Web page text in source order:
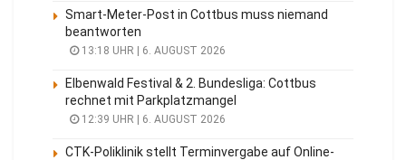
Smart-Meter-Post in Cottbus muss niemand
beantworten
13:18 UHR | 6. AUGUST 2026
Elbenwald Festival & 2. Bundesliga: Cottbus
rechnet mit Parkplatzmangel
12:39 UHR | 6. AUGUST 2026
CTK-Poliklinik stellt Terminvergabe auf Online-